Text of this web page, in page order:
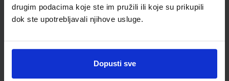
drugim podacima koje ste im pružili ili koje su prikupili
dok ste upotrebljavali njihove usluge.
Dopusti sve
Newsletter prijava
proizvodima i uslugama, akcijama i drugim